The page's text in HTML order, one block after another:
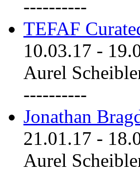
----------
TEFAF
10.03.17 -
Aurel
----------
Jonathan
21.01.17 -
Aurel